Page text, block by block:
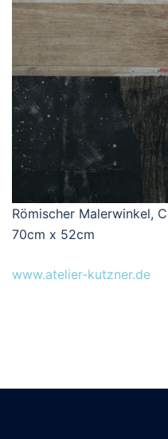
Römischer Malerwinkel,
70cm x 52cm
www.atelier-kutzner.de